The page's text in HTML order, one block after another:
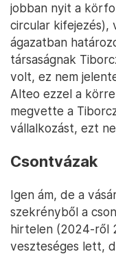
jobban nyit a
circular kifejezés),
ágazatban
társaságnak
volt, ez nem
Alteo ezzel a
megvette a
vállalkozást, ezt
Csontvázak
Igen ám, de a
szekrényből a
hirtelen (2024-ről
veszteséges lett,